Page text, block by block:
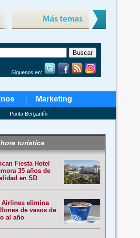
Síguenos en:
Marketing
Punta Bergantín
turística
Fiesta Hotel
35 años de
en SD
Airlines elimina
de vasos de
al año